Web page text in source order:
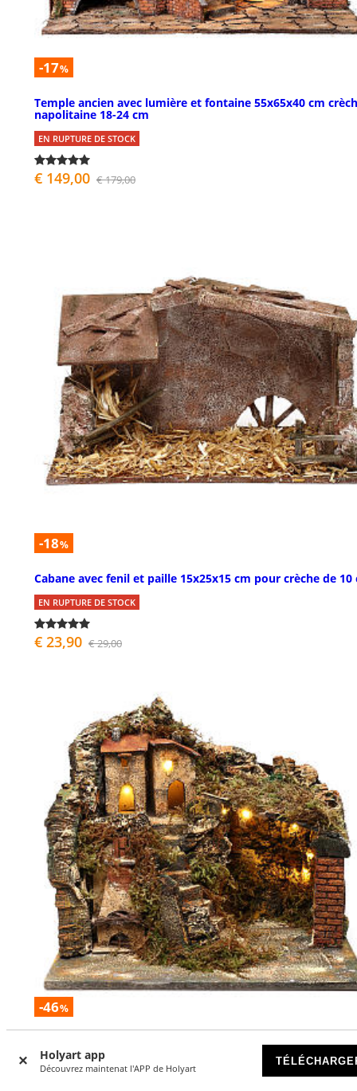
Holyart app
Découvrez maintenat l'APP de Holyart
-17%
Temple ancien avec lumière et fontaine 55x65x40 cm
napolitaine 18-24 cm
EN RUPTURE DE STOCK
€ 149,00 € 179,00
-18%
Cabane avec fenil et paille 15x25x15 cm pour crèche de 10
EN RUPTURE DE STOCK
€ 23,90 € 29,00
-46%
Bourgade avec escalier et four 35x40x30 cm crèche
EN RUPTURE DE STOCK